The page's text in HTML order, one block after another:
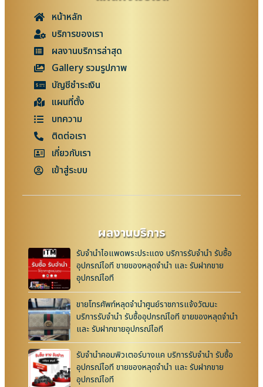
หน้าหลัก
บริการของเรา
ผลงานบริการล่าสุด
Gallery รวมรูปภาพ
บัญชีชำระเงิน
แผนที่ตั้ง
บทความ
ติดต่อเรา
เกี่ยวกับเรา
เข้าสู่ระบบ
ผลงานบริการ
รับจำนำไอแพดพระประแดง บริการรับจำนำ รับซื้อ
อุปกรณ์ไอที ขายของหลุดจำนำ และ รับฝากขาย
อุปกรณ์ไอที
ขายโทรศัพท์หลุดจำนำศูนย์ราชการแจ้งวัฒนะ
บริการรับจำนำ รับซื้ออุปกรณ์ไอที ขายของหลุดจำนำ
และ รับฝากขายอุปกรณ์ไอที
รับจำนำคอมพิวเตอร์บางแค บริการรับจำนำ รับซื้อ
อุปกรณ์ไอที ขายของหลุดจำนำ และ รับฝากขาย
อุปกรณ์ไอที